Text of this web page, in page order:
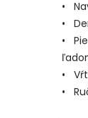
•
•
•
•
•